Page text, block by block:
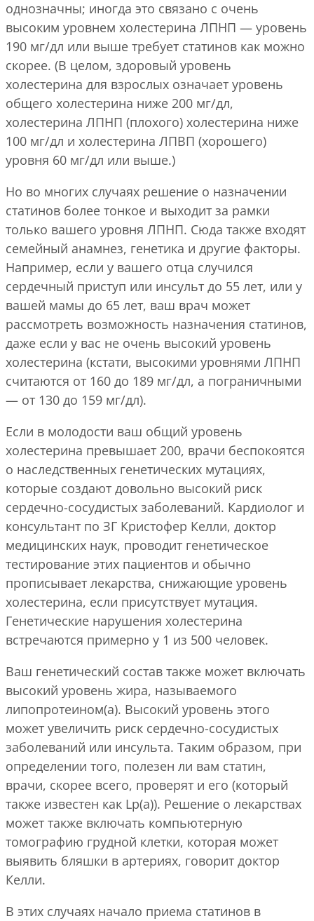
однозначны; иногда это связано с очень
высоким уровнем холестерина ЛПНП — уровень
190 мг/дл или выше требует статинов как можно
скорее. (В целом, здоровый уровень
холестерина для взрослых означает уровень
общего холестерина ниже 200 мг/дл,
холестерина ЛПНП (плохого) холестерина ниже
100 мг/дл и холестерина ЛПВП (хорошего)
уровня 60 мг/дл или выше.)
Но во многих случаях решение о назначении
статинов более тонкое и выходит за рамки
только вашего уровня ЛПНП. Сюда также входят
семейный анамнез, генетика и другие факторы.
Например, если у вашего отца случился
сердечный приступ или инсульт до 55 лет, или у
вашей мамы до 65 лет, ваш врач может
рассмотреть возможность назначения статинов,
даже если у вас не очень высокий уровень
холестерина (кстати, высокими уровнями ЛПНП
считаются от 160 до 189 мг/дл, а пограничными
— от 130 до 159 мг/дл).
Если в молодости ваш общий уровень
холестерина превышает 200, врачи беспокоятся
о наследственных генетических мутациях,
которые создают довольно высокий риск
сердечно-сосудистых заболеваний. Кардиолог и
консультант по ЗГ Кристофер Келли, доктор
медицинских наук, проводит генетическое
тестирование этих пациентов и обычно
прописывает лекарства, снижающие уровень
холестерина, если присутствует мутация.
Генетические нарушения холестерина
встречаются примерно у 1 из 500 человек.
Ваш генетический состав также может включать
высокий уровень жира, называемого
липопротеином(а). Высокий уровень этого
может увеличить риск сердечно-сосудистых
заболеваний или инсульта. Таким образом, при
определении того, полезен ли вам статин,
врачи, скорее всего, проверят и его (который
также известен как Lp(a)). Решение о лекарствах
может также включать компьютерную
томографию грудной клетки, которая может
выявить бляшки в артериях, говорит доктор
Келли.
В этих случаях начало приема статинов в